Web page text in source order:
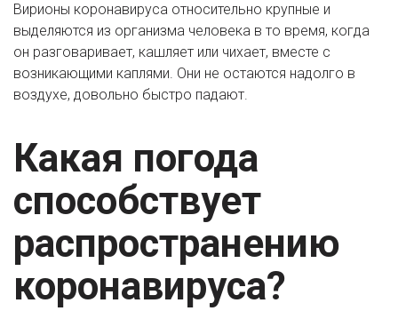
Вирионы коронавируса относительно крупные и
выделяются из организма человека в то время, когда
он разговаривает, кашляет или чихает, вместе с
возникающими каплями. Они не остаются надолго в
воздухе, довольно быстро падают.
Какая погода
способствует
распространению
коронавируса?